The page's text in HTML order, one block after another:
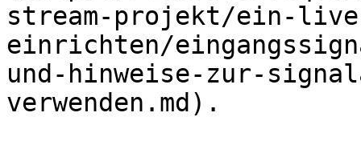
stream-projekt/ein-
einrichten/
und-hinweise-zur-
verwenden.md).